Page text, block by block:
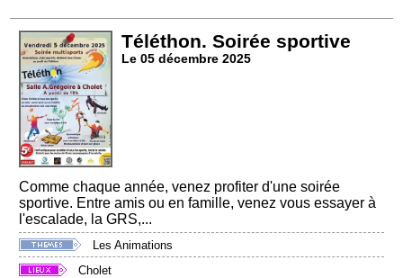
Téléthon. Soirée sportive
Le 05 décembre 2025
Comme chaque année, venez profiter d'une soirée
sportive. Entre amis ou en famille, venez vous essayer à
l'escalade, la GRS,...
Les Animations
Cholet